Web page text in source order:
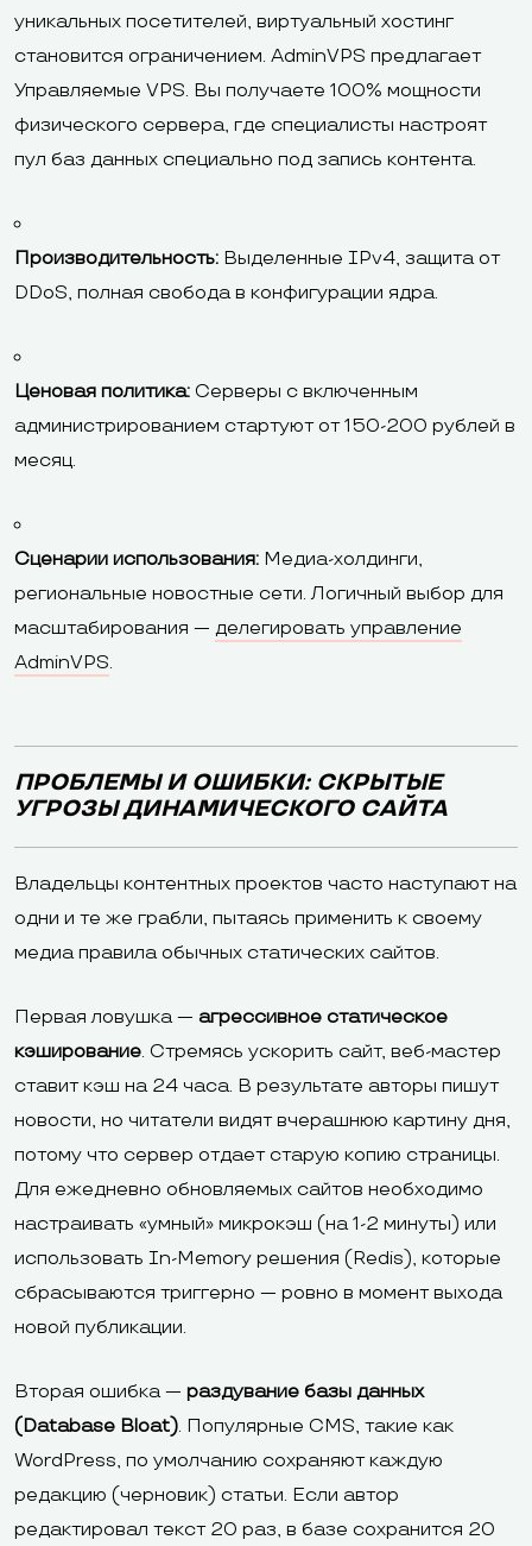
уникальных посетителей, виртуальный хостинг
становится ограничением. AdminVPS предлагает
Управляемые VPS. Вы получаете 100% мощности
физического сервера, где специалисты настроят
пул баз данных специально под запись контента.
Производительность: Выделенные IPv4, защита от
DDoS, полная свобода в конфигурации ядра.
Ценовая политика: Серверы с включенным
администрированием стартуют от 150-200 рублей в
месяц.
Сценарии использования: Медиа-холдинги,
региональные новостные сети. Логичный выбор для
масштабирования — делегировать управление
AdminVPS.
ПРОБЛЕМЫ И ОШИБКИ: СКРЫТЫЕ
УГРОЗЫ ДИНАМИЧЕСКОГО САЙТА
Владельцы контентных проектов часто наступают на
одни и те же грабли, пытаясь применить к своему
медиа правила обычных статических сайтов.
Первая ловушка — агрессивное статическое
кэширование. Стремясь ускорить сайт, веб-мастер
ставит кэш на 24 часа. В результате авторы пишут
новости, но читатели видят вчерашнюю картину дня,
потому что сервер отдает старую копию страницы.
Для ежедневно обновляемых сайтов необходимо
настраивать «умный» микрокэш (на 1-2 минуты) или
использовать In-Memory решения (Redis), которые
сбрасываются триггерно — ровно в момент выхода
новой публикации.
Вторая ошибка — раздувание базы данных
(Database Bloat). Популярные CMS, такие как
WordPress, по умолчанию сохраняют каждую
редакцию (черновик) статьи. Если автор
редактировал текст 20 раз, в базе сохранится 20